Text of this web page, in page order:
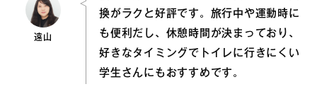
遠山
換がラクと好評です。旅行中や運動時に
も便利だし、休憩時間が決まっており、
好きなタイミングでトイレに行きにくい
学生さんにもおすすめです。